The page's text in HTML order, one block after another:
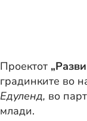
Проектот
градинките во
Едуленд, во
млади.